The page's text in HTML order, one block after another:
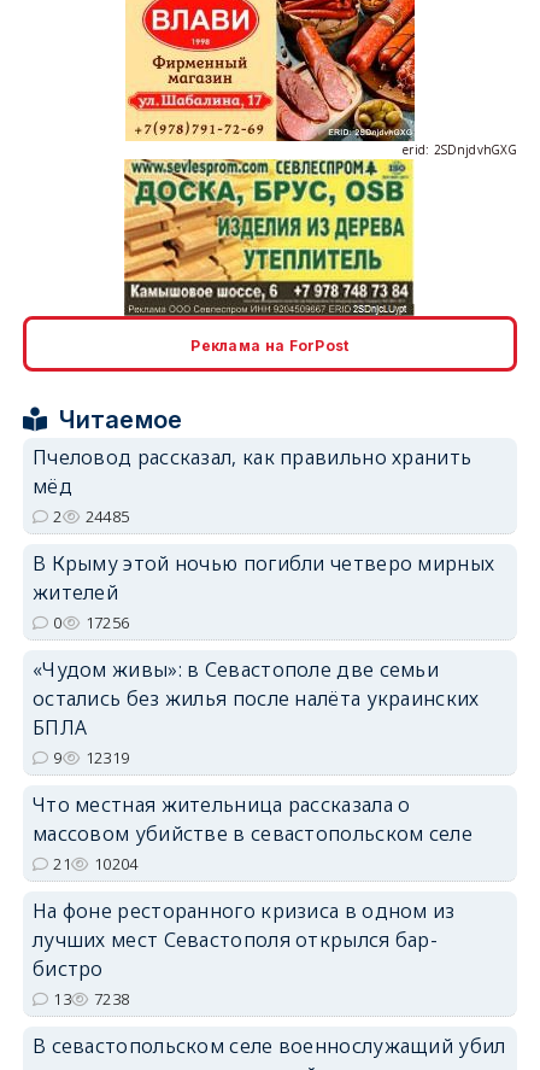
erid: 2SDnjdvhGXG
erid: 2SDnjcLUypt
erid: 2SDnjdvhGXG
Реклама на ForPost
Читаемое
Пчеловод рассказал, как правильно хранить
мёд
2 24485
В Крыму этой ночью погибли четверо мирных
жителей
0 17256
«Чудом живы»: в Севастополе две семьи
остались без жилья после налёта украинских
БПЛА
9 12319
Что местная жительница рассказала о
массовом убийстве в севастопольском селе
21 10204
На фоне ресторанного кризиса в одном из
лучших мест Севастополя открылся бар-
бистро
13 7238
В севастопольском селе военнослужащий убил